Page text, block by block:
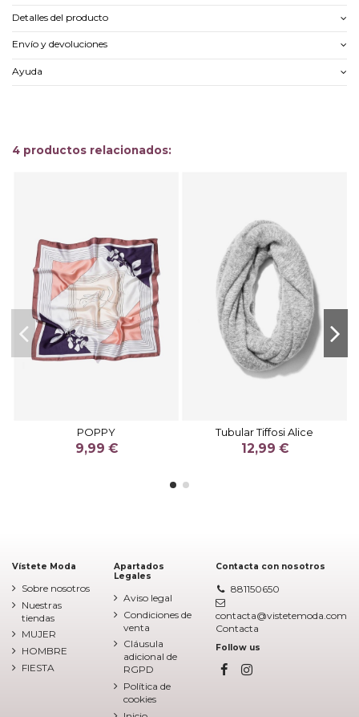
Detalles del producto
Envío y devoluciones
Ayuda
4 productos relacionados:
POPPY
9,99 €
Tubular Tiffosi Alice
12,99 €
Vístete Moda
Sobre nosotros
Nuestras
tiendas
MUJER
HOMBRE
FIESTA
Apartados
Legales
Aviso legal
Condiciones de
venta
Cláusula
adicional de
RGPD
Política de
cookies
Contacta con nosotros
881150650
contacta@vistetemoda.com
Contacta
Follow us